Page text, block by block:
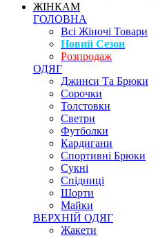
ЖІНКАМ
ГОЛОВНА
Всі Жіночі Товари
Новий Сезон
Розпродаж
ОДЯГ
Джинси Та Брюки
Сорочки
Толстовки
Светри
Футболки
Кардигани
Спортивні Брюки
Сукні
Спідниці
Шорти
Майки
ВЕРХНІЙ ОДЯГ
Жакети